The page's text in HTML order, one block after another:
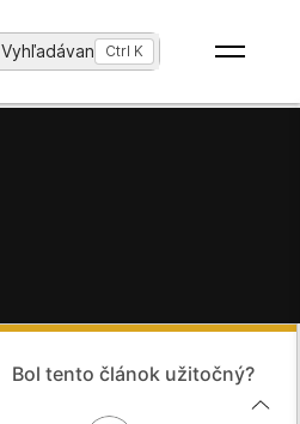
Vyhľadávanie...
Ctrl K
Bol tento článok užitočný?